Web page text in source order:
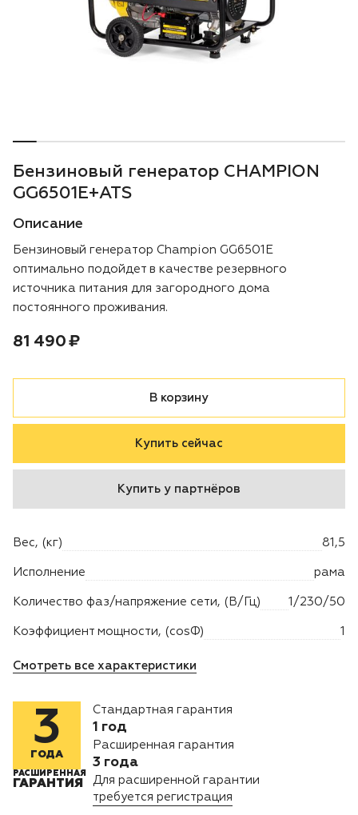
Воздуходувки
Генераторы
Мотопомпы
Подметальные машины
Строительная техника
Культиваторы
Техника PRO
Дровоколы
Лодочные моторы Toyama
Моющие аппараты
Бензиновый генератор CHAMPION
GG6501E+ATS
Описание
Бензиновый генератор Champion GG6501E
оптимально подойдет в качестве резервного
источника питания для загородного дома
постоянного проживания.
В корзину
Купить сейчас
Купить у партнёров
Вес, (кг) 81,5
Исполнение рама
Количество фаз/напряжение сети, (В/Гц) 1/230/50
Коэффициент мощности, (cosФ) 1
Смотреть все характеристики
3
ГОДА
РАСШИРЕННАЯ
ГАРАНТИЯ
Стандартная гарантия
1 год
Расширенная гарантия
3 года
Для расширенной гарантии
требуется регистрация
Цена:
81 490 ₽рублей